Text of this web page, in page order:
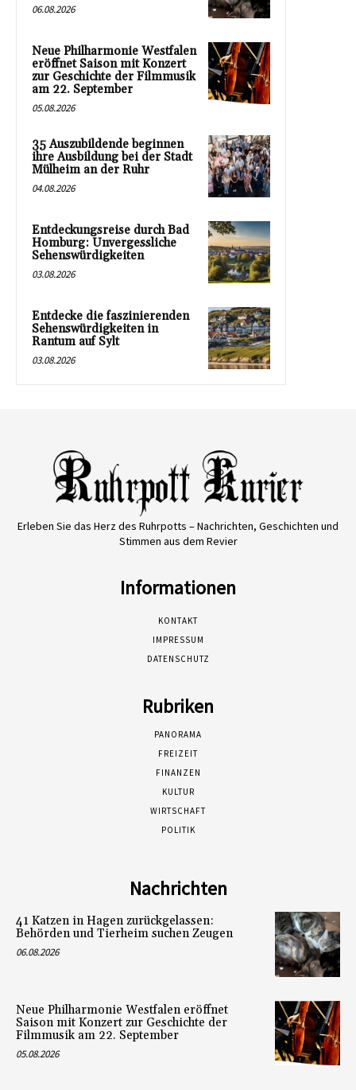
06.08.2026
Neue Philharmonie Westfalen
eröffnet Saison mit Konzert
zur Geschichte der Filmmusik
am 22. September
05.08.2026
35 Auszubildende beginnen
ihre Ausbildung bei der Stadt
Mülheim an der Ruhr
04.08.2026
Entdeckungsreise durch Bad
Homburg: Unvergessliche
Sehenswürdigkeiten
03.08.2026
Entdecke die faszinierenden
Sehenswürdigkeiten in
Rantum auf Sylt
03.08.2026
Erleben Sie das Herz des Ruhrpotts – Nachrichten, Geschichten und
Stimmen aus dem Revier
Informationen
KONTAKT
IMPRESSUM
DATENSCHUTZ
Rubriken
PANORAMA
FREIZEIT
FINANZEN
KULTUR
WIRTSCHAFT
POLITIK
Nachrichten
41 Katzen in Hagen zurückgelassen:
Behörden und Tierheim suchen Zeugen
06.08.2026
Neue Philharmonie Westfalen eröffnet
Saison mit Konzert zur Geschichte der
Filmmusik am 22. September
05.08.2026